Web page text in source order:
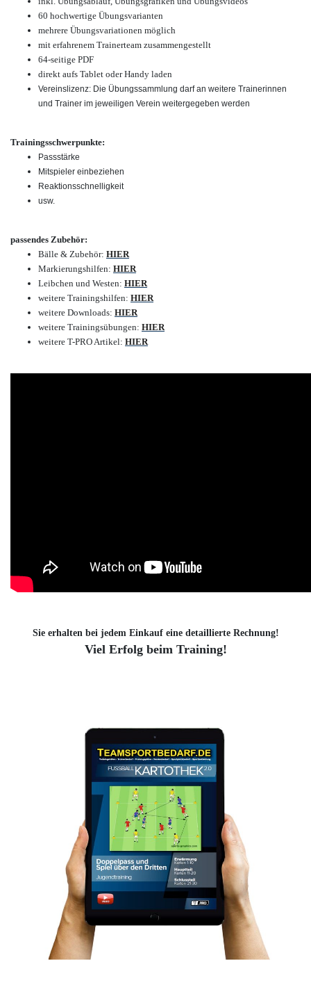
60 hochwertige Übungsvarianten
mehrere Übungsvariationen möglich
mit erfahrenem Trainerteam zusammengestellt
64-seitige PDF
direkt aufs Tablet oder Handy laden
Vereinslizenz: Die Übungssammlung darf an weitere Trainerinnen
und Trainer im jeweiligen Verein weitergegeben werden
Trainingsschwerpunkte:
Passstärke
Mitspieler einbeziehen
Reaktionsschnelligkeit
usw.
passendes Zubehör:
Bälle & Zubehör: HIER
Markierungshilfen: HIER
Leibchen und Westen: HIER
weitere Trainingshilfen: HIER
weitere Downloads: HIER
weitere Trainingsübungen: HIER
weitere T-PRO Artikel: HIER
Sie erhalten bei jedem Einkauf eine detaillierte Rechnung!
Viel Erfolg beim Training!